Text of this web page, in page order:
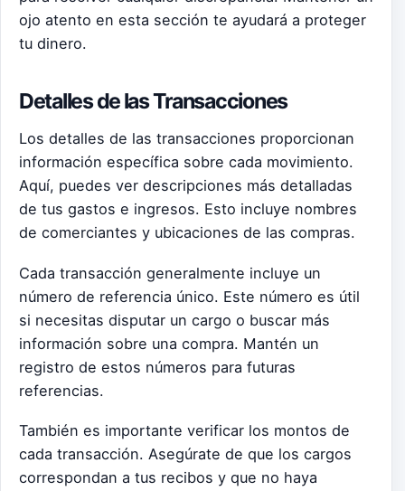
ojo atento en esta sección te ayudará a proteger
tu dinero.
Detalles de las Transacciones
Los detalles de las transacciones proporcionan
información específica sobre cada movimiento.
Aquí, puedes ver descripciones más detalladas
de tus gastos e ingresos. Esto incluye nombres
de comerciantes y ubicaciones de las compras.
Cada transacción generalmente incluye un
número de referencia único. Este número es útil
si necesitas disputar un cargo o buscar más
información sobre una compra. Mantén un
registro de estos números para futuras
referencias.
También es importante verificar los montos de
cada transacción. Asegúrate de que los cargos
correspondan a tus recibos y que no haya